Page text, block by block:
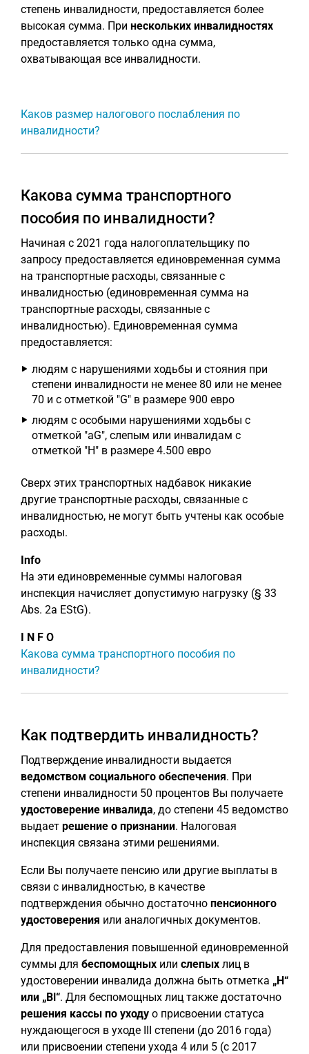
степень инвалидности, предоставляется более
высокая сумма. При нескольких инвалидностях
предоставляется только одна сумма,
охватывающая все инвалидности.
Каков размер налогового послабления по
инвалидности?
Какова сумма транспортного
пособия по инвалидности?
Начиная с 2021 года налогоплательщику по
запросу предоставляется единовременная сумма
на транспортные расходы, связанные с
инвалидностью (единовременная сумма на
транспортные расходы, связанные с
инвалидностью). Единовременная сумма
предоставляется:
людям с нарушениями ходьбы и стояния при
степени инвалидности не менее 80 или не менее
70 и с отметкой "G" в размере 900 евро
людям с особыми нарушениями ходьбы с
отметкой "aG", слепым или инвалидам с
отметкой "H" в размере 4.500 евро
Сверх этих транспортных надбавок никакие
другие транспортные расходы, связанные с
инвалидностью, не могут быть учтены как особые
расходы.
Info
На эти единовременные суммы налоговая
инспекция начисляет допустимую нагрузку (§ 33
Abs. 2a EStG).
I N F O
Какова сумма транспортного пособия по
инвалидности?
Как подтвердить инвалидность?
Подтверждение инвалидности выдается
ведомством социального обеспечения. При
степени инвалидности 50 процентов Вы получаете
удостоверение инвалида, до степени 45 ведомство
выдает решение о признании. Налоговая
инспекция связана этими решениями.
Если Вы получаете пенсию или другие выплаты в
связи с инвалидностью, в качестве
подтверждения обычно достаточно пенсионного
удостоверения или аналогичных документов.
Для предоставления повышенной единовременной
суммы для беспомощных или слепых лиц в
удостоверении инвалида должна быть отметка „H“
или „Bl“. Для беспомощных лиц также достаточно
решения кассы по уходу о присвоении статуса
нуждающегося в уходе III степени (до 2016 года)
или присвоении степени ухода 4 или 5 (с 2017